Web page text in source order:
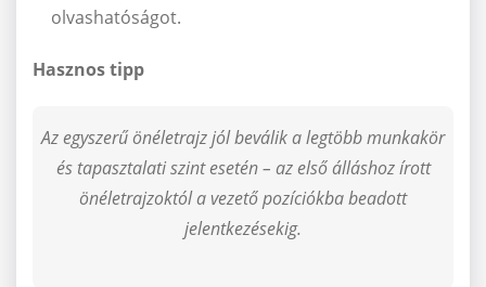
olvashatóságot.
Hasznos tipp
Az egyszerű önéletrajz jól beválik a legtöbb munkakör
és tapasztalati szint esetén – az első álláshoz írott
önéletrajzoktól a vezető pozíciókba beadott
jelentkezésekig.